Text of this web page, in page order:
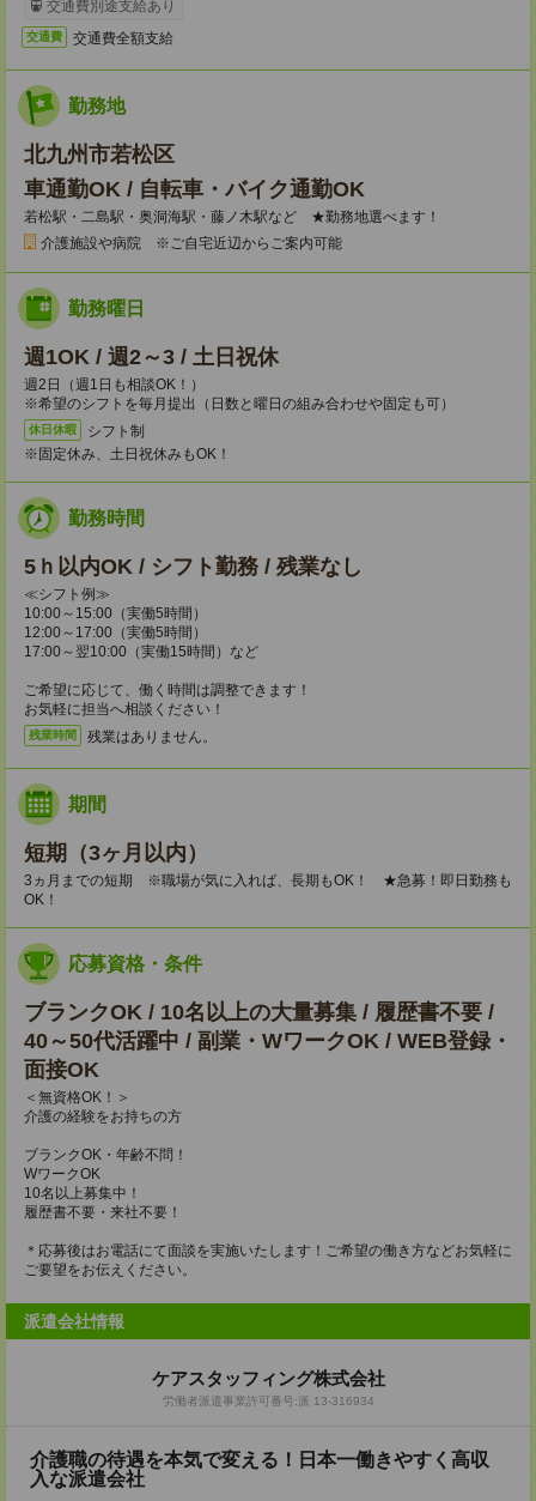
交通費別途支給あり
交通費 交通費全額支給
勤務地
北九州市若松区
車通勤OK / 自転車・バイク通勤OK
若松駅・二島駅・奥洞海駅・藤ノ木駅など ★勤務地選べます！
介護施設や病院 ※ご自宅近辺からご案内可能
勤務曜日
週1OK / 週2～3 / 土日祝休
週2日（週1日も相談OK！）
※希望のシフトを毎月提出（日数と曜日の組み合わせや固定も可）
休日休暇
シフト制
※固定休み、土日祝休みもOK！
勤務時間
5ｈ以内OK / シフト勤務 / 残業なし
≪シフト例≫
10:00～15:00（実働5時間）
12:00～17:00（実働5時間）
17:00～翌10:00（実働15時間）など
ご希望に応じて、働く時間は調整できます！
お気軽に担当へ相談ください！
残業時間 残業はありません。
期間
短期（3ヶ月以内）
3ヵ月までの短期 ※職場が気に入れば、長期もOK！ ★急募！即日勤務も
OK！
応募資格・条件
ブランクOK / 10名以上の大量募集 / 履歴書不要 /
40～50代活躍中 / 副業・WワークOK / WEB登録・
面接OK
＜無資格OK！＞
介護の経験をお持ちの方
ブランクOK・年齢不問！
WワークOK
10名以上募集中！
履歴書不要・来社不要！
＊応募後はお電話にて面談を実施いたします！ご希望の働き方などお気軽に
ご要望をお伝えください。
派遣会社情報
ケアスタッフィング株式会社
労働者派遣事業許可番号:派 13-316934
介護職の待遇を本気で変える！日本一働きやすく高収
入な派遣会社